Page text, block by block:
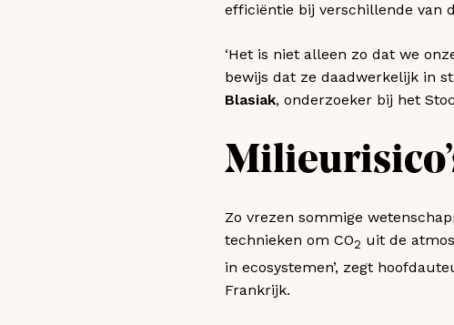
efficiëntie bij verschillende van
‘Het is niet alleen zo dat we
bewijs dat ze daadwerkelijk in
Blasiak, onderzoeker bij het
Zo vrezen sommige
technieken om CO2 uit de
in ecosystemen’, zegt
Frankrijk.